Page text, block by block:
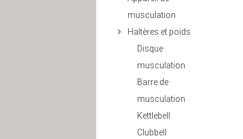
musculation
Haltères et poids
Disque
musculation
Barre de
musculation
Kettlebell
Clubbell